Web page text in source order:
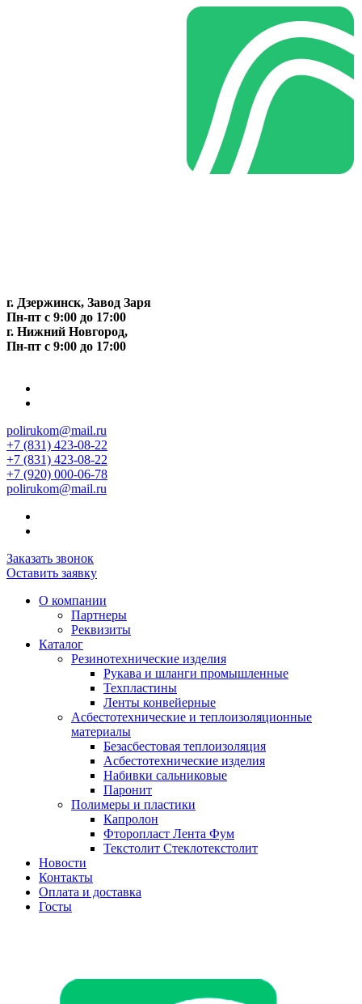
г. Дзержинск, Завод Заря
Пн-пт c 9:00 до 17:00
г. Нижний Новгород,
Пн-пт c 9:00 до 17:00
polirukom@mail.ru
+7 (831) 423-08-22
+7 (831) 423-08-22
+7 (920) 000-06-78
polirukom@mail.ru
Заказать звонок
Оставить заявку
О компании
Партнеры
Реквизиты
Каталог
Резинотехнические изделия
Рукава и шланги промышленные
Техпластины
Ленты конвейерные
Асбестотехнические и теплоизоляционные
материалы
Безасбестовая теплоизоляция
Асбестотехнические изделия
Набивки сальниковые
Паронит
Полимеры и пластики
Капролон
Фторопласт Лента Фум
Текстолит Стеклотекстолит
Новости
Контакты
Оплата и доставка
Госты